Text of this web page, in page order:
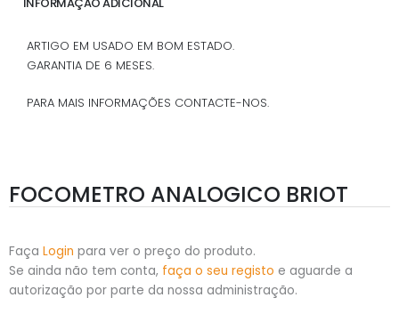
ARTIGO EM USADO EM BOM ESTADO.
GARANTIA DE 6 MESES.
PARA MAIS INFORMAÇÕES CONTACTE-NOS.
FOCOMETRO ANALOGICO BRIOT
Faça Login para ver o preço do produto.
Se ainda não tem conta, faça o seu registo e aguarde a
autorização por parte da nossa administração.